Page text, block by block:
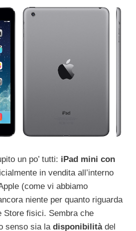
un po’ tutti: iPad mini con
in vendita all’interno
(come vi abbiamo
niente per quanto riguarda
Store fisici. Sembra che
senso sia la disponibilitàdel